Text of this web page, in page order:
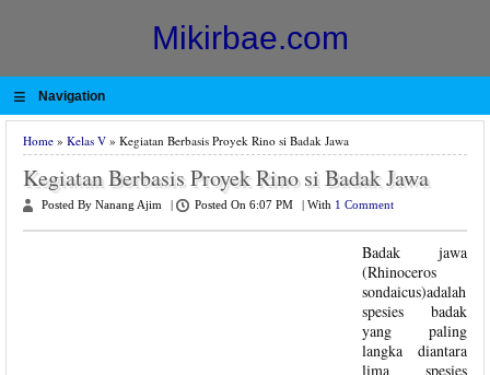
Mikirbae.com
≡ Navigation
Home » Kelas V » Kegiatan Berbasis Proyek Rino si Badak Jawa
Kegiatan Berbasis Proyek Rino si Badak Jawa
Posted By Nanang Ajim Posted On 6:07 PM With 1 Comment
Badak jawa
(Rhinoceros
sondaicus)adalah
spesies badak
yang paling
langka diantara
lima spesies